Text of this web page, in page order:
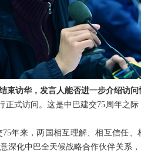
访华，发言人能否进一步介绍访
正式访问。这是中巴建交75周年之
年来，两国相互理解、相互信任
深化中巴全天候战略合作伙伴关系